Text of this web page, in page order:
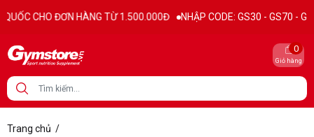
ĐƠN HÀNG TỪ 1.500.000Đ NHẬP CODE: GS30 - GS70 - GS100
Giỏ hàng
0
Trang chủ /